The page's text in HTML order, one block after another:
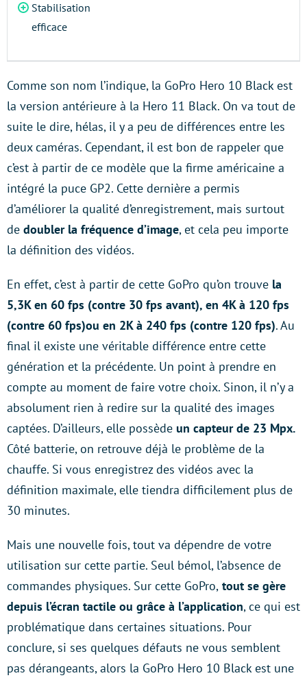
Stabilisation
efficace
Comme son nom l’indique, la GoPro Hero 10 Black est
la version antérieure à la Hero 11 Black. On va tout de
suite le dire, hélas, il y a peu de différences entre les
deux caméras. Cependant, il est bon de rappeler que
c’est à partir de ce modèle que la firme américaine a
intégré la puce GP2. Cette dernière a permis
d’améliorer la qualité d’enregistrement, mais surtout
de doubler la fréquence d’image, et cela peu importe
la définition des vidéos.
En effet, c’est à partir de cette GoPro qu’on trouve la
5,3K en 60 fps (contre 30 fps avant), en 4K à 120 fps
(contre 60 fps)ou en 2K à 240 fps (contre 120 fps). Au
final il existe une véritable différence entre cette
génération et la précédente. Un point à prendre en
compte au moment de faire votre choix. Sinon, il n’y a
absolument rien à redire sur la qualité des images
captées. D’ailleurs, elle possède un capteur de 23 Mpx.
Côté batterie, on retrouve déjà le problème de la
chauffe. Si vous enregistrez des vidéos avec la
définition maximale, elle tiendra difficilement plus de
30 minutes.
Mais une nouvelle fois, tout va dépendre de votre
utilisation sur cette partie. Seul bémol, l’absence de
commandes physiques. Sur cette GoPro, tout se gère
depuis l’écran tactile ou grâce à l’application, ce qui est
problématique dans certaines situations. Pour
conclure, si ses quelques défauts ne vous semblent
pas dérangeants, alors la GoPro Hero 10 Black est une